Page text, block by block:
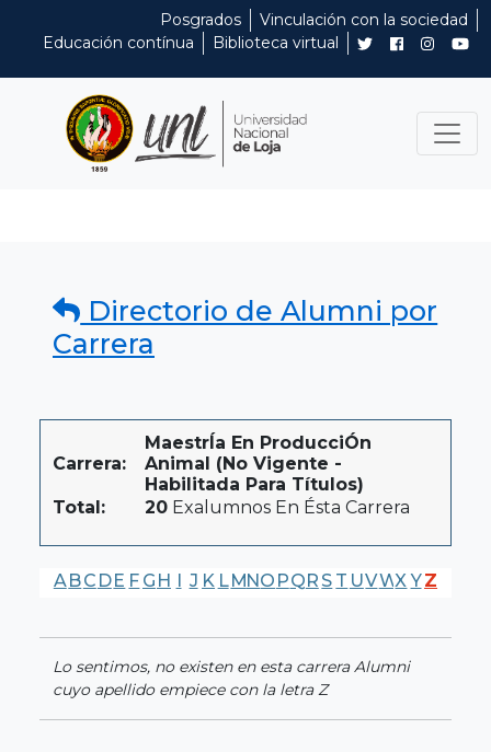
Posgrados
Vinculación con la sociedad
Educación contínua
Biblioteca virtual
Directorio de Alumni por
Carrera
Carrera:
MaestrÍa En ProducciÓn
Animal (No Vigente -
Habilitada Para Títulos)
Total:
20 Exalumnos En Ésta Carrera
A BC DE F G H I J K LMNO PQR S T UVWX YZ
Lo sentimos, no existen en esta carrera Alumni
cuyo apellido empiece con la letra Z